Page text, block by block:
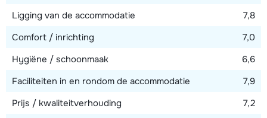
Ligging van de accommodatie
7,8
Comfort / inrichting
7,0
Hygiëne / schoonmaak
6,6
Faciliteiten in en rondom de accommodatie
7,9
Prijs / kwaliteitverhouding
7,2